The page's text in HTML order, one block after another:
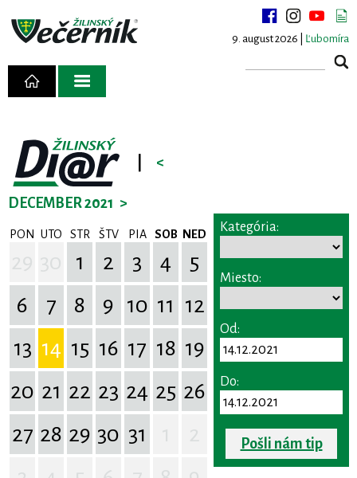
9. august 2026 | Ľubomíra
<
DECEMBER 2021 >
PON UTO STR ŠTV PIA SOB NED
1 2 3 4
5
6
7 8 9 10 11 12
13 14 15 16 17 18 19
20 21 22 23 24 25 26
27 28 29 30 31
Kategória:
Miesto:
Od:
Do:
Pošli nám tip